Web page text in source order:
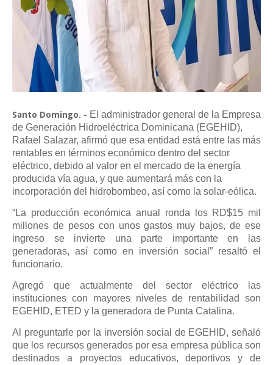
Santo Domingo. - El administrador general de la Empresa
de Generación Hidroeléctrica Dominicana (EGEHID),
Rafael Salazar, afirmó que esa entidad está entre las más
rentables en términos económico dentro del sector
eléctrico, debido al valor en el mercado de la energía
producida vía agua, y que aumentará más con la
incorporación del hidrobombeo, así como la solar-eólica.
“La producción económica anual ronda los RD$15 mil
millones de pesos con unos gastos muy bajos, de ese
ingreso se invierte una parte importante en las
generadoras, así como en inversión social” resaltó el
funcionario.
Agregó que actualmente del sector eléctrico las
instituciones con mayores niveles de rentabilidad son
EGEHID, ETED y la generadora de Punta Catalina.
Al preguntarle por la inversión social de EGEHID, señaló
que los recursos generados por esa empresa pública son
destinados a proyectos educativos, deportivos y de